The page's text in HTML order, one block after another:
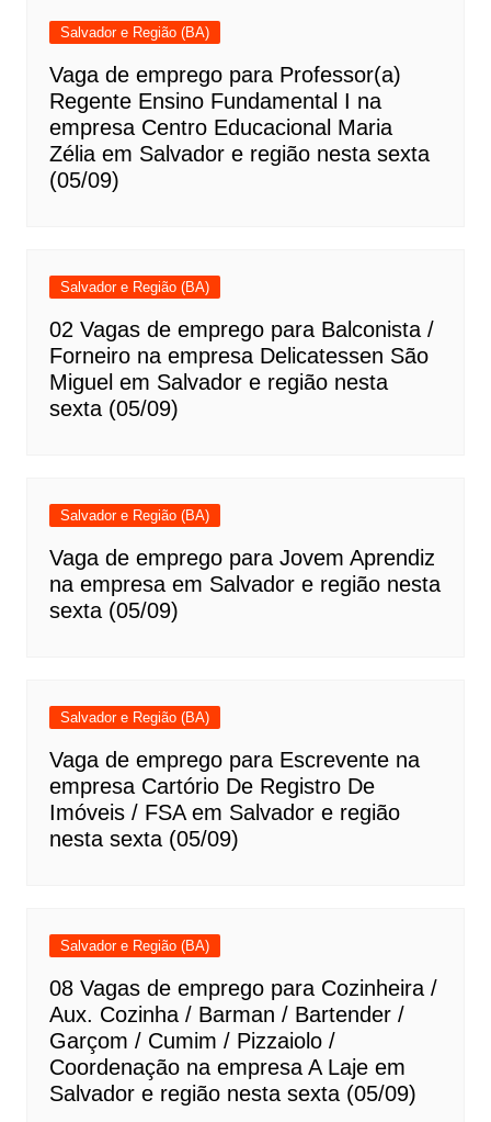
Salvador e Região (BA)
Vaga de emprego para Professor(a)
Regente Ensino Fundamental I na
empresa Centro Educacional Maria
Zélia em Salvador e região nesta sexta
(05/09)
Salvador e Região (BA)
02 Vagas de emprego para Balconista /
Forneiro na empresa Delicatessen São
Miguel em Salvador e região nesta
sexta (05/09)
Salvador e Região (BA)
Vaga de emprego para Jovem Aprendiz
na empresa em Salvador e região nesta
sexta (05/09)
Salvador e Região (BA)
Vaga de emprego para Escrevente na
empresa Cartório De Registro De
Imóveis / FSA em Salvador e região
nesta sexta (05/09)
Salvador e Região (BA)
08 Vagas de emprego para Cozinheira /
Aux. Cozinha / Barman / Bartender /
Garçom / Cumim / Pizzaiolo /
Coordenação na empresa A Laje em
Salvador e região nesta sexta (05/09)